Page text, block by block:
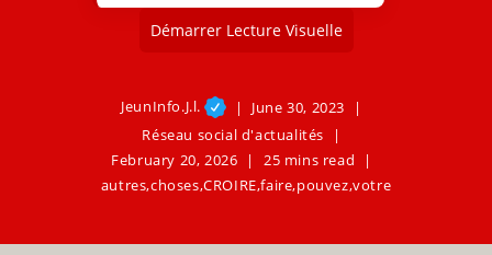
Démarrer Lecture Visuelle
JeunInfo.J.l.
June 30, 2023
Réseau social d'actualités
February 20, 2026
25 mins read
autres,choses,CROIRE,faire,pouvez,votre